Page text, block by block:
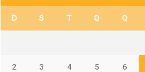
D S T Q Q
2 3 4 5 6